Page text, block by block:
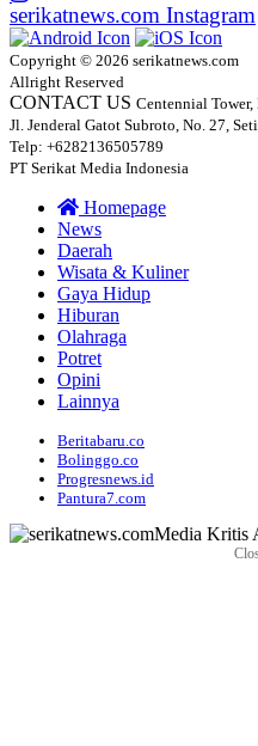
serikatnews.com Instagram
Copyright © 2026 serikatnews.com
Allright Reserved
CONTACT US Centennial Tower,
Jl. Jenderal Gatot Subroto, No. 27,
Telp: +6282136505789
PT Serikat Media Indonesia
Homepage
News
Daerah
Wisata & Kuliner
Gaya Hidup
Hiburan
Olahraga
Potret
Opini
Lainnya
Beritabaru.co
Bolinggo.co
Progresnews.id
Pantura7.com